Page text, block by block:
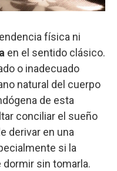
física ni
en el sentido clásico.
o inadecuado
natural del cuerpo
de esta
conciliar el sueño
derivar en una
si la
sin tomarla.